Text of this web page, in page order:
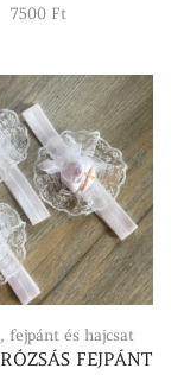
7500 Ft
fejpánt és hajcsat
FEJPÁNT